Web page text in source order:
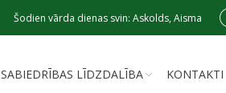
Šodien vārda dienas svin: Askolds, Aisma
SABIEDRĪBAS LĪDZDALĪBA KONTAKTI